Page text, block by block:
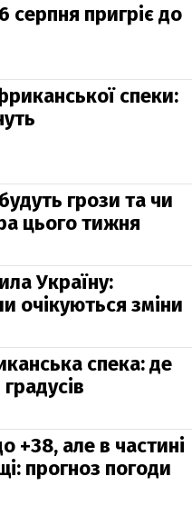
серпня пригріє до
спеки:
грози та чи
цього тижня
Україну:
очікуються зміни
спека: де
+38, але в частині
прогноз погоди